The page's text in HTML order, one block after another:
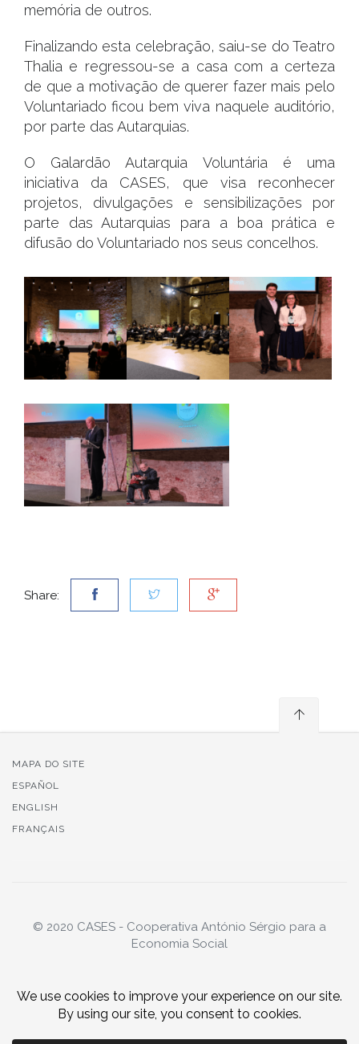
memória de outros.
Finalizando esta celebração, saiu-se do Teatro
Thalia e regressou-se a casa com a certeza
de que a motivação de querer fazer mais pelo
Voluntariado ficou bem viva naquele auditório,
por parte das Autarquias.
O Galardão Autarquia Voluntária é uma
iniciativa da CASES, que visa reconhecer
projetos, divulgações e sensibilizações por
parte das Autarquias para a boa prática e
difusão do Voluntariado nos seus concelhos.
Share:
MAPA DO SITE
ESPAÑOL
ENGLISH
FRANÇAIS
© 2020 CASES - Cooperativa António Sérgio para a
Economia Social